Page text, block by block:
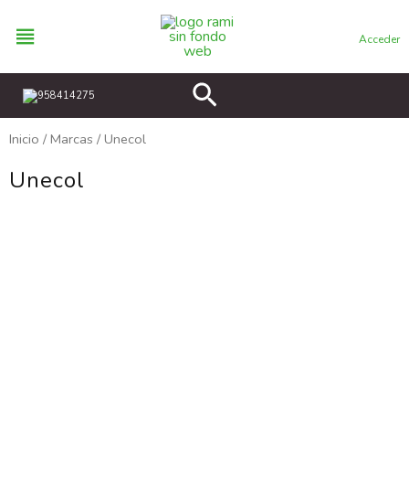
Acceder
958414275 Buscar
Inicio / Marcas / Unecol
Unecol